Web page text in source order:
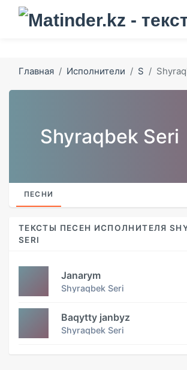
Главная Исполнители S
Shyraqbek Seri
ПЕСНИ
ТЕКСТЫ ПЕСЕН ИСПОЛНИТЕЛЯ
SERI
Janarym
Shyraqbek Seri
Baqytty janbyz
Shyraqbek Seri